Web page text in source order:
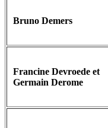
Bruno Demers
Francine Devroede et
Germain Derome